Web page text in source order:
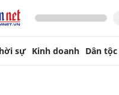
sự Kinh doanh Dân